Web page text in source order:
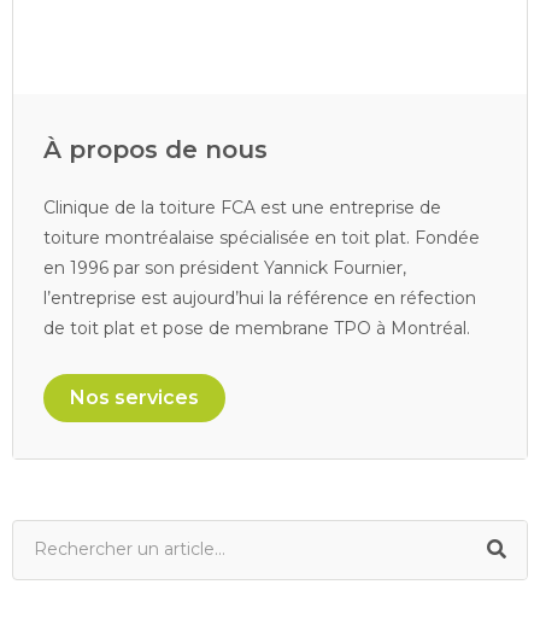
À propos de nous
Clinique de la toiture FCA est une entreprise de
toiture montréalaise spécialisée en toit plat. Fondée
en 1996 par son président Yannick Fournier,
l’entreprise est aujourd’hui la référence en réfection
de toit plat et pose de membrane TPO à Montréal.
Nos services